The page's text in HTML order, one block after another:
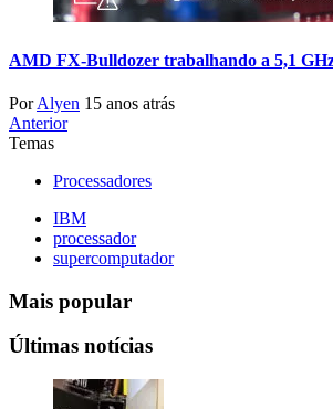
AMD FX-Bulldozer trabalhando a 5,1
PorAlyen 15 anos atrás
Anterior
Temas
Processadores
IBM
processador
supercomputador
Mais popular
Últimas notícias